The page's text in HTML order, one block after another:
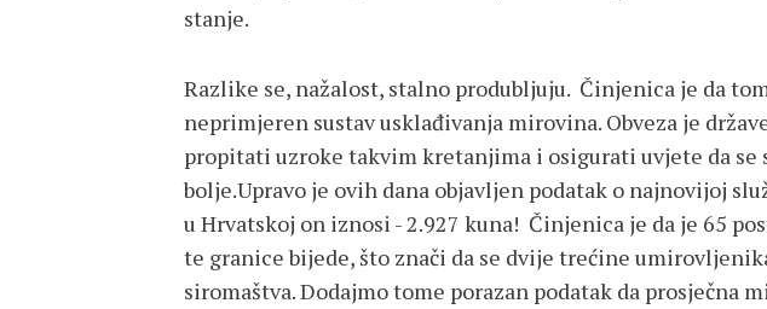
stanje.
Razlike se, nažalost, stalno produbljuju. Činjenica je da
neprimjeren sustav usklađivanja mirovina. Obveza je
propitati uzroke takvim kretanjima i osigurati uvjete da
bolje.Upravo je ovih dana objavljen podatak o najnovijoj
u Hrvatskoj on iznosi - 2.927 kuna! Činjenica je da je 65
te granice bijede, što znači da se dvije trećine
siromaštva. Dodajmo tome porazan podatak da prosječna